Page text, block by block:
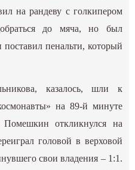
на рандеву с голкипером
до мяча, но был
поставил пенальти, который
казалось, шли к
на 89-й минуте
откликнулся на
головой в верховой
свои владения – 1:1.